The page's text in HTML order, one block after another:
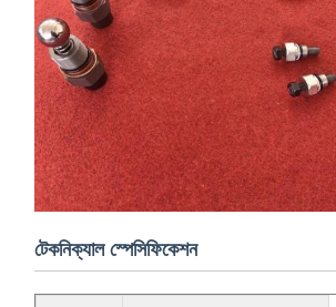
টেকনিক্যাল স্পেসিফিকেশন